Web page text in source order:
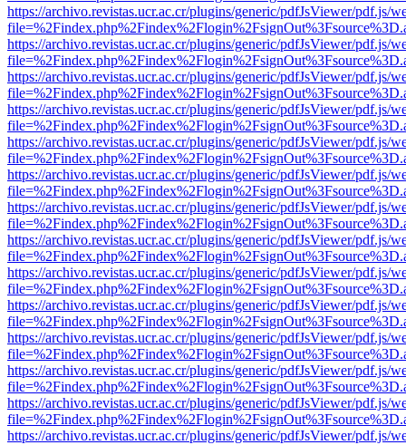
https://archivo.revistas.ucr.ac.cr/plugins/generic/pdfJsViewer/pdf.js/
https://archivo.revistas.ucr.ac.cr/plugins/generic/pdfJsViewer/pdf.js/
https://archivo.revistas.ucr.ac.cr/plugins/generic/pdfJsViewer/pdf.js/
https://archivo.revistas.ucr.ac.cr/plugins/generic/pdfJsViewer/pdf.js/
https://archivo.revistas.ucr.ac.cr/plugins/generic/pdfJsViewer/pdf.js/
https://archivo.revistas.ucr.ac.cr/plugins/generic/pdfJsViewer/pdf.js/
https://archivo.revistas.ucr.ac.cr/plugins/generic/pdfJsViewer/pdf.js/
https://archivo.revistas.ucr.ac.cr/plugins/generic/pdfJsViewer/pdf.js/
https://archivo.revistas.ucr.ac.cr/plugins/generic/pdfJsViewer/pdf.js/
https://archivo.revistas.ucr.ac.cr/plugins/generic/pdfJsViewer/pdf.js/
https://archivo.revistas.ucr.ac.cr/plugins/generic/pdfJsViewer/pdf.js/
https://archivo.revistas.ucr.ac.cr/plugins/generic/pdfJsViewer/pdf.js/
https://archivo.revistas.ucr.ac.cr/plugins/generic/pdfJsViewer/pdf.js/
https://archivo.revistas.ucr.ac.cr/plugins/generic/pdfJsViewer/pdf.js/